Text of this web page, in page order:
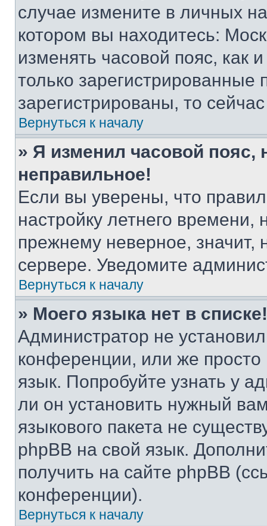
случае измените в личных
котором вы находитесь:
изменять часовой пояс, как
только
зарегистрированы, то
Вернуться к началу
» Я изменил часовой пояс,
неправильное!
Если вы уверены, что
настройку летнего
прежнему неверное, значит,
сервере. Уведомите
Вернуться к началу
» Моего языка нет в списке!
Администратор не
конференции, или же
язык. Попробуйте узнать у
ли он установить нужный
языкового пакета не
phpBB на свой язык.
получить на сайте phpBB
конференции).
Вернуться к началу